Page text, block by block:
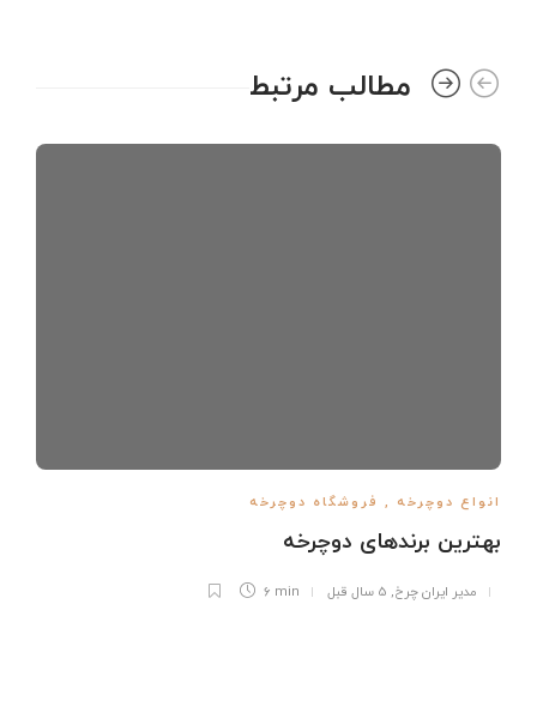
مطالب مرتبط
انواع دوچرخه , فروشگاه دوچرخه
بهترین برندهای دوچرخه
مدیر ایران چرخ, 5 سال قبل 6 min